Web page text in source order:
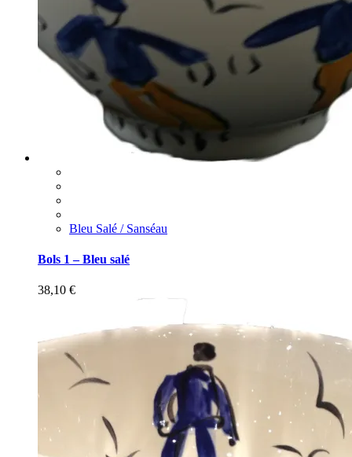
Bleu Salé / Sanséau
Bols 1 – Bleu salé
38,10 €